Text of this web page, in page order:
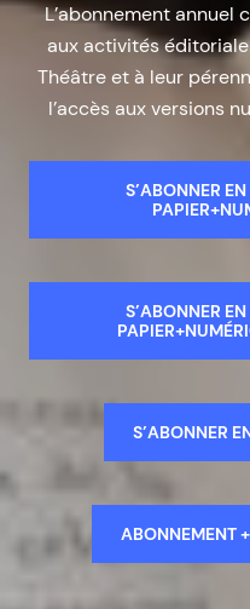
L’abonnement annuel
aux activités
Théâtre et à leur
l’accès aux versions
S’ABONNER
S’ABONNER
S’ABONNER
ABONNEMENT